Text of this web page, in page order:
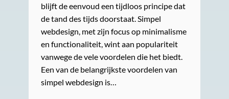
blijft de eenvoud een tijdloos principe dat
de tand des tijds doorstaat. Simpel
webdesign, met zijn focus op minimalisme
en functionaliteit, wint aan populariteit
vanwege de vele voordelen die het biedt.
Een van de belangrijkste voordelen van
simpel webdesign is…